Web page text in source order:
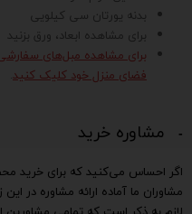
بدنه یورتان سی کیلویی
برای مشاهده ابعاد، ورق بزنید
برای مشاهده مبل‌های
فضای منزل خود کلیک کنید
مشاوره خرید
اگر احساس می‌کنید که برای خرید
مشاوران ما آماده ارائه مشاوره در